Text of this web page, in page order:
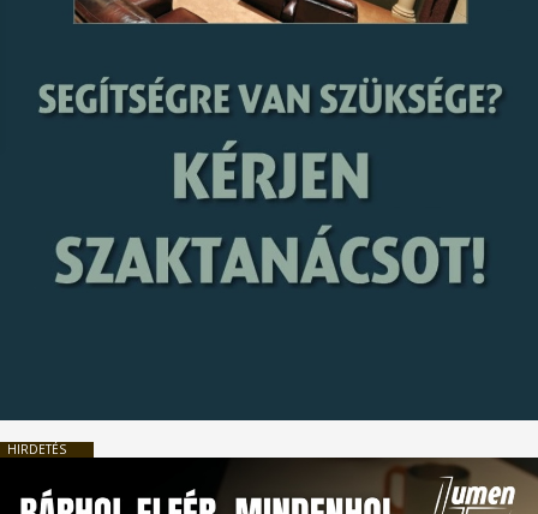
HIRDETÉS